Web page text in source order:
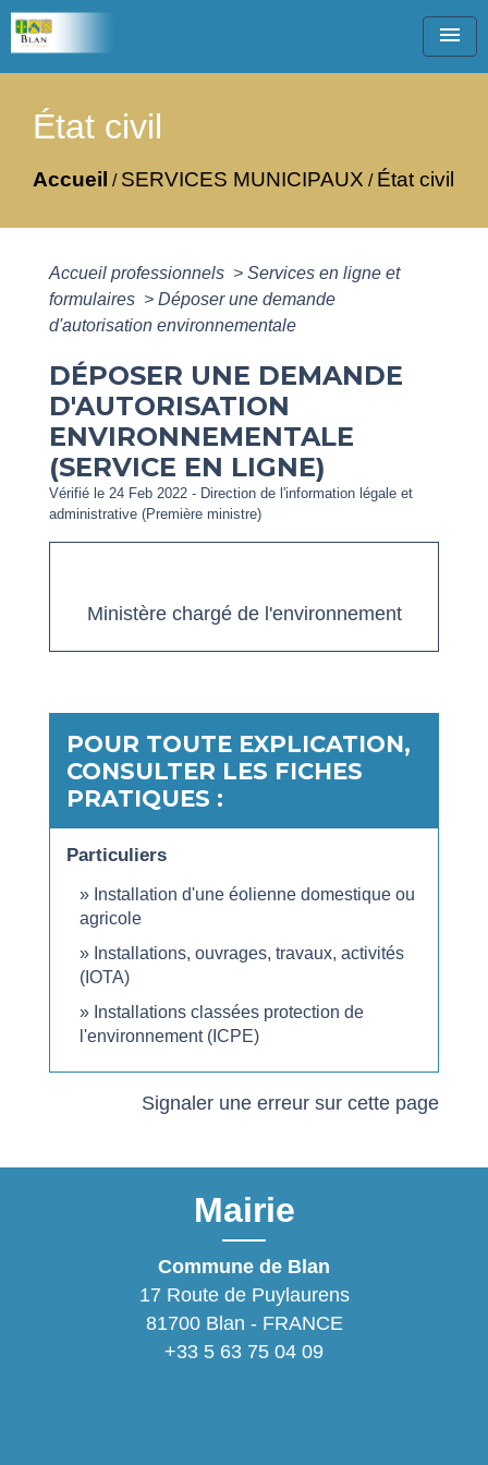
menu
État civil
Accueil / SERVICES MUNICIPAUX / État civil
Accueil professionnels > Services en ligne et
formulaires > Déposer une demande
d'autorisation environnementale
DÉPOSER UNE DEMANDE
D'AUTORISATION
ENVIRONNEMENTALE
(SERVICE EN LIGNE)
Vérifié le 24 Feb 2022 - Direction de l'information légale et
administrative (Première ministre)
Ministère chargé de l'environnement
POUR TOUTE EXPLICATION,
CONSULTER LES FICHES
PRATIQUES :
Particuliers
Installation d'une éolienne domestique ou
agricole
Installations, ouvrages, travaux, activités
(IOTA)
Installations classées protection de
l'environnement (ICPE)
Signaler une erreur sur cette page
Mairie
Commune de Blan
17 Route de Puylaurens
81700 Blan - FRANCE
+33 5 63 75 04 09